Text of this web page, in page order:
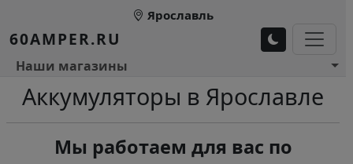
Перейти к основному содержанию
Ярославль
60AMPER.RU
Основное меню 1
Наши магазины
Аккумуляторы в Ярославле
Мы работаем для вас по